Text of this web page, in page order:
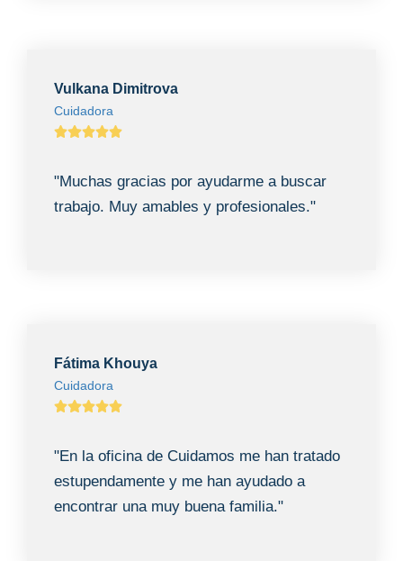
Vulkana Dimitrova
Cuidadora
"Muchas gracias por ayudarme a buscar
trabajo. Muy amables y profesionales."
Fátima Khouya
Cuidadora
"En la oficina de Cuidamos me han tratado
estupendamente y me han ayudado a
encontrar una muy buena familia."